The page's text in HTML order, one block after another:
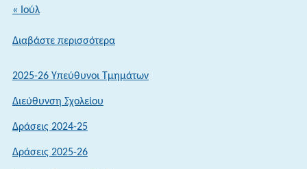
« Ιούλ
Διαβάστε περισσότερα:
ήρθατε
2025-26 Υπεύθυνοι Τμημάτων
Διεύθυνση Σχολείου
Δράσεις 2024-25
Δράσεις 2025-26